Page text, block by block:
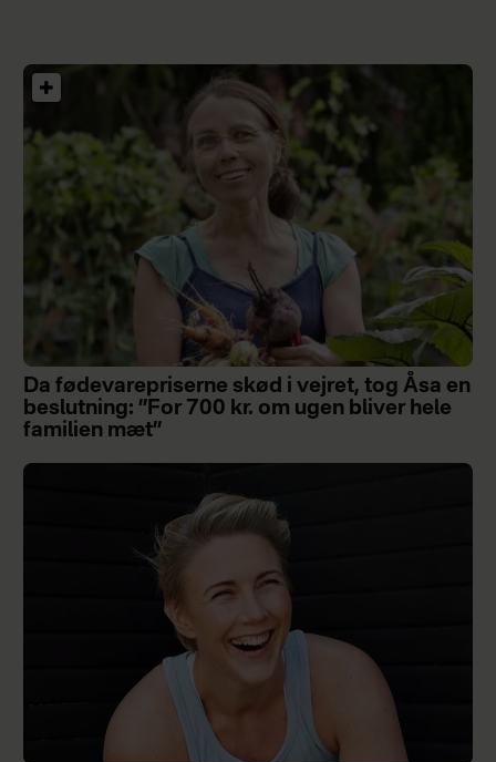
Da fødevarepriserne skød i vejret, tog Åsa en
beslutning: ”For 700 kr. om ugen bliver hele
familien mæt”